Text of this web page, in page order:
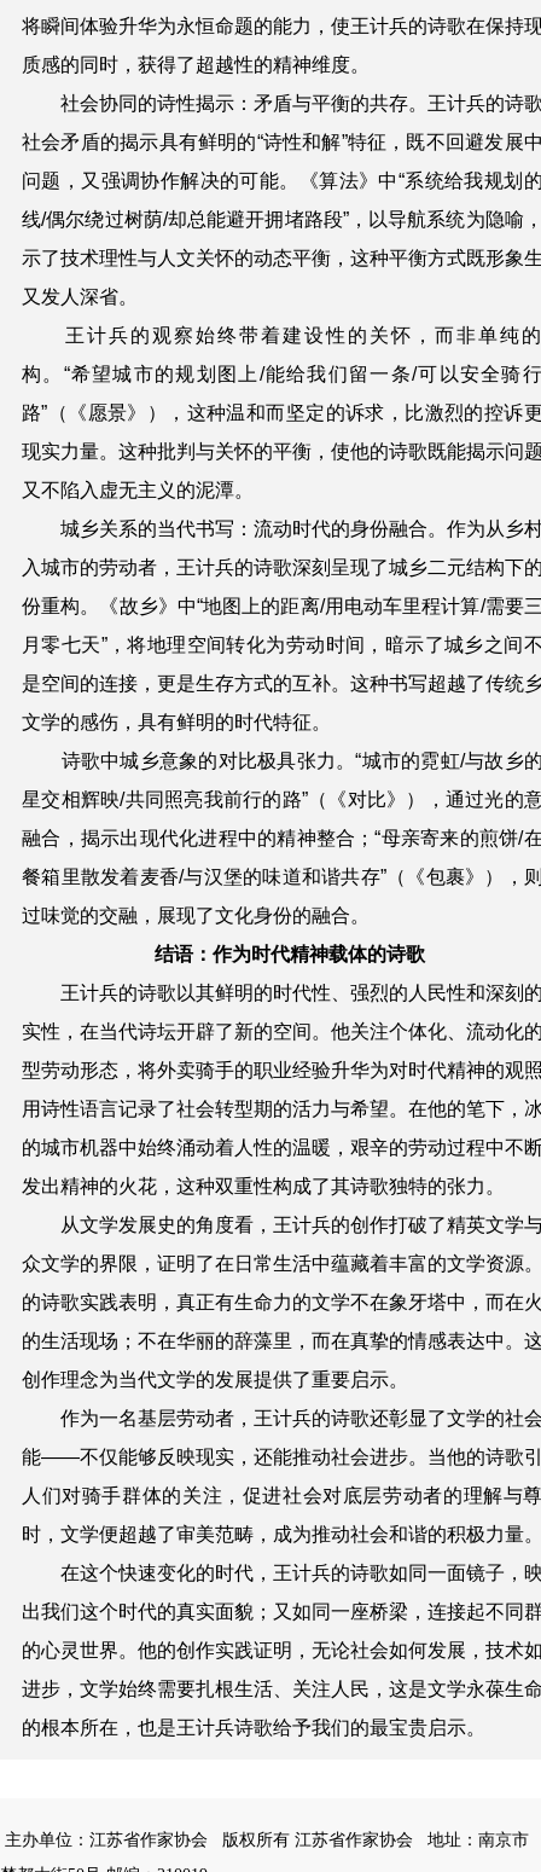
将瞬间体验升华为永恒命题的能力，使王计兵的诗歌在保持
质感的同时，获得了超越性的精神维度。
社会协同的诗性揭示：矛盾与平衡的共存。王计兵的诗
社会矛盾的揭示具有鲜明的“诗性和解”特征，既不回避发展
问题，又强调协作解决的可能。《算法》中“系统给我规划
线/偶尔绕过树荫/却总能避开拥堵路段”，以导航系统为隐喻
示了技术理性与人文关怀的动态平衡，这种平衡方式既形象
又发人深省。
王计兵的观察始终带着建设性的关怀，而非单纯
构。“希望城市的规划图上/能给我们留一条/可以安全骑
路”（《愿景》），这种温和而坚定的诉求，比激烈的控诉
现实力量。这种批判与关怀的平衡，使他的诗歌既能揭示问
又不陷入虚无主义的泥潭。
城乡关系的当代书写：流动时代的身份融合。作为从乡
入城市的劳动者，王计兵的诗歌深刻呈现了城乡二元结构下
份重构。《故乡》中“地图上的距离/用电动车里程计算/需要
月零七天”，将地理空间转化为劳动时间，暗示了城乡之间
是空间的连接，更是生存方式的互补。这种书写超越了传统
文学的感伤，具有鲜明的时代特征。
诗歌中城乡意象的对比极具张力。“城市的霓虹/与故乡
星交相辉映/共同照亮我前行的路”（《对比》），通过光的
融合，揭示出现代化进程中的精神整合；“母亲寄来的煎饼/
餐箱里散发着麦香/与汉堡的味道和谐共存”（《包裹》），
过味觉的交融，展现了文化身份的融合。
结语：作为时代精神载体的诗歌
王计兵的诗歌以其鲜明的时代性、强烈的人民性和深刻
实性，在当代诗坛开辟了新的空间。他关注个体化、流动化
型劳动形态，将外卖骑手的职业经验升华为对时代精神的观
用诗性语言记录了社会转型期的活力与希望。在他的笔下，
的城市机器中始终涌动着人性的温暖，艰辛的劳动过程中不
发出精神的火花，这种双重性构成了其诗歌独特的张力。
从文学发展史的角度看，王计兵的创作打破了精英文学
众文学的界限，证明了在日常生活中蕴藏着丰富的文学资源
的诗歌实践表明，真正有生命力的文学不在象牙塔中，而在
的生活现场；不在华丽的辞藻里，而在真挚的情感表达中。
创作理念为当代文学的发展提供了重要启示。
作为一名基层劳动者，王计兵的诗歌还彰显了文学的社
能——不仅能够反映现实，还能推动社会进步。当他的诗歌
人们对骑手群体的关注，促进社会对底层劳动者的理解与
时，文学便超越了审美范畴，成为推动社会和谐的积极力量
在这个快速变化的时代，王计兵的诗歌如同一面镜子，
出我们这个时代的真实面貌；又如同一座桥梁，连接起不同
的心灵世界。他的创作实践证明，无论社会如何发展，技术
进步，文学始终需要扎根生活、关注人民，这是文学永葆生
的根本所在，也是王计兵诗歌给予我们的最宝贵启示。
主办单位：江苏省作家协会 版权所有 江苏省作家协会
地址：南京市